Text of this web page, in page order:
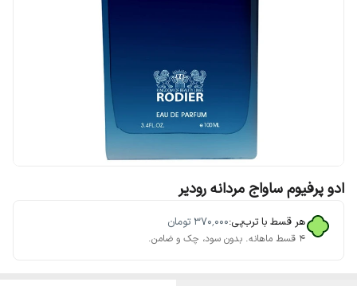
ادو پرفیوم ساواج مردانه رودیر
هر قسط با ترب‌پی:۳۷۰٬۰۰۰ تومان
۴ قسط ماهانه. بدون سود، چک و ضامن.